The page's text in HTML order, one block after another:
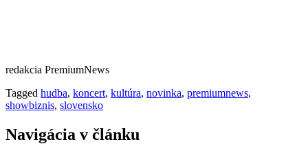
redakcia PremiumNews
Tagged hudba, koncert, kultúra, novinka, premiumnews,
showbiznis, slovensko
Navigácia v článku